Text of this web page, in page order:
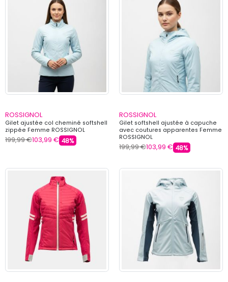
ROSSIGNOL
Gilet ajustée col cheminé softshell
zippée Femme ROSSIGNOL
199,99 €103,99 € 48%
ROSSIGNOL
Gilet softshell ajustée à capuche
avec coutures apparentes Femme
ROSSIGNOL
199,99 €103,99 € 48%